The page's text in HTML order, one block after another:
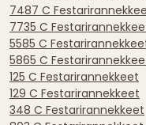
7487 C
7735 C
5585 C
5865 C
125 C Festarirannekkeet
129 C Festarirannekkeet
348 C Festarirannekkeet